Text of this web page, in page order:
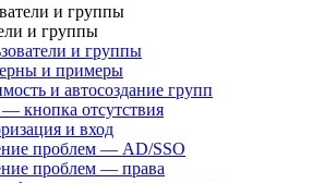
и группы
и группы
и группы
и примеры
и автосоздание групп
кнопка отсутствия
и вход
проблем — AD/SSO
проблем — права